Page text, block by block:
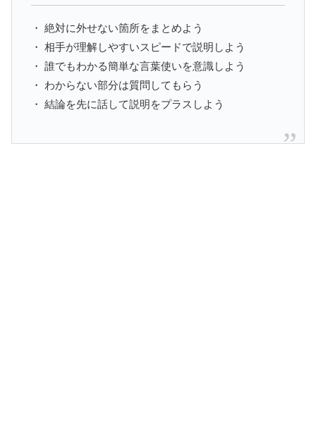
・ 絶対に外せない箇所をまとめよう
・ 相手が理解しやすいスピードで説明しよう
・ 誰でもわかる簡単な言葉使いを意識しよう
・ わからない部分は質問してもらう
・ 結論を先に話して説明をプラスしよう